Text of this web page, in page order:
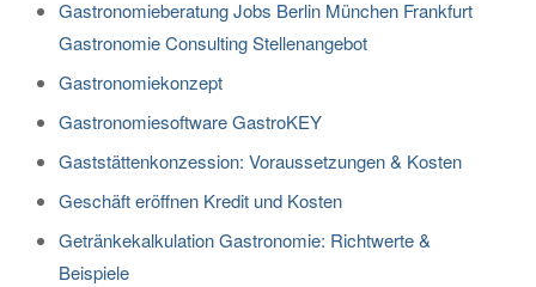
Gastronomieberatung Jobs Berlin München Frankfurt
Gastronomie Consulting Stellenangebot
Gastronomiekonzept
Gastronomiesoftware GastroKEY
Gaststättenkonzession: Voraussetzungen & Kosten
Geschäft eröffnen Kredit und Kosten
Getränkekalkulation Gastronomie: Richtwerte &
Beispiele